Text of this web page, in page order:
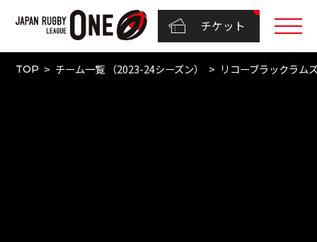
チケット
TOP チーム一覧 （2023-24シーズン） リコーブラックラム